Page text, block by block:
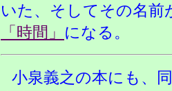
いた、そしてその名前
「時間」 になる。
小泉義之の本にも 、